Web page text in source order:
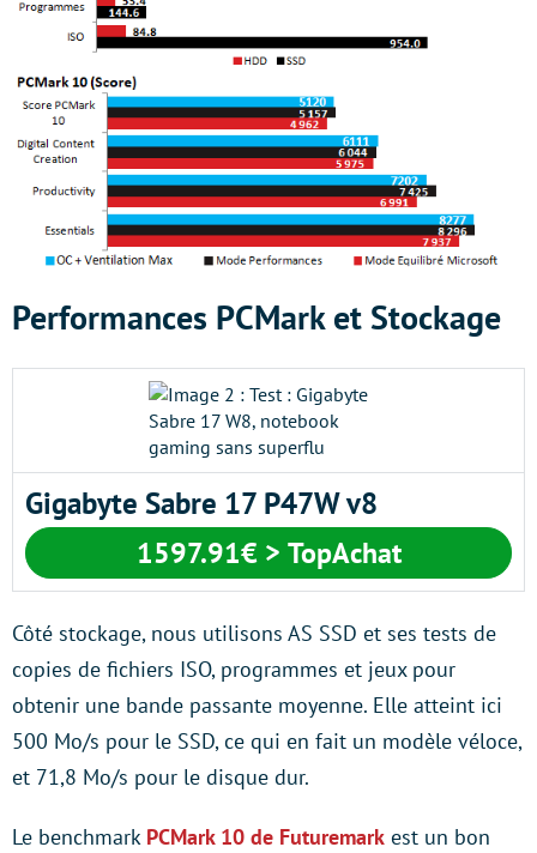
Performances PCMark et Stockage
Gigabyte Sabre 17 P47W v8
1597.91€ > TopAchat
Côté stockage, nous utilisons AS SSD et ses tests de
copies de fichiers ISO, programmes et jeux pour
obtenir une bande passante moyenne. Elle atteint ici
500 Mo/s pour le SSD, ce qui en fait un modèle véloce,
et 71,8 Mo/s pour le disque dur.
Le benchmark PCMark 10 de Futuremark est un bon